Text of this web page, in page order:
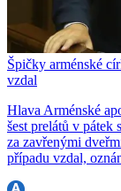
Špičky arménské
vzdal
Hlava Arménské
šest prelátů v pátek
za zavřenými
případu vzdal,